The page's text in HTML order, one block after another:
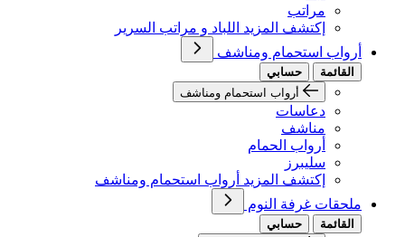
مراتب
إكتشف المزيد اللباد و مراتب السرير
أرواب استحمام ومناشف
القائمة
حسابي
أرواب استحمام ومناشف
دعاسات
مناشف
أرواب الحمام
سليبرز
إكتشف المزيد أرواب استحمام ومناشف
ملحقات غرفة النوم
القائمة
حسابي